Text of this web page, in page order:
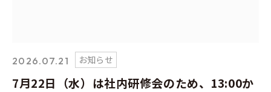
2026.07.21 お知らせ
7月22日（水）は社内研修会のため、13:00か